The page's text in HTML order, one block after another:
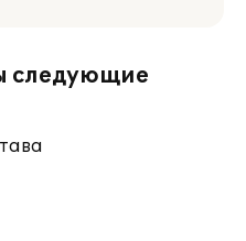
следующие